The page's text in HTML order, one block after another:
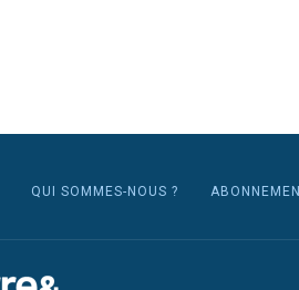
QUI SOMMES-NOUS ?